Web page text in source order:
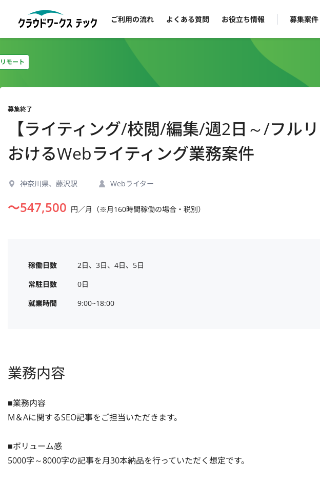
ご利用の流れ よくある質問 お役立ち情報 募集案件
モート
募集終了
【ライティング/校閲/編集/週2日～/フル
おけるWebライティング業務案件
神奈川県、藤沢駅 Webライター
〜547,500 円／月（※月160時間稼働の場合・税別）
稼働日数
2日、3日、4日、5日
常駐日数
0日
就業時間
9:00~18:00
業務内容
■業務内容
M＆Aに関するSEO記事をご担当いただきます。
■ボリューム感
5000字～8000字の記事を月30本納品を行っていただく想定です。